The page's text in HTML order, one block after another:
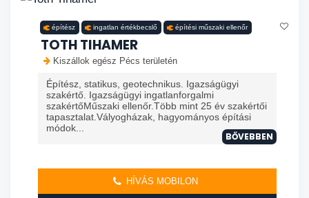
építész ingatlan értékbecslő építési műszaki ellenőr
TOTH TIHAMER
Kiszállok egész Pécs területén
Építész, statikus, geotechnikus. Igazságügyi
szakértő. Igazságügyi ingatlanforgalmi
szakértőMűszaki ellenőr.Több mint 25 év szakértői
tapasztalat.Vályogházak, hagyományos építási
módok...
BŐVEBBEN
HÍVÁS MOBILON